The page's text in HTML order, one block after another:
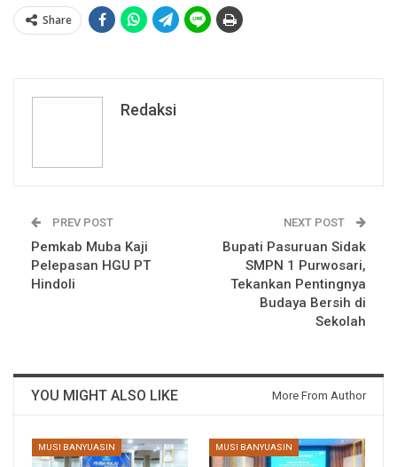
Share
Redaksi
PREV POST
Pemkab Muba Kaji
Pelepasan HGU PT
Hindoli
NEXT POST
Bupati Pasuruan Sidak
SMPN 1 Purwosari,
Tekankan Pentingnya
Budaya Bersih di
Sekolah
YOU MIGHT ALSO LIKE More From Author
MUSI BANYUASIN MUSI BANYUASIN